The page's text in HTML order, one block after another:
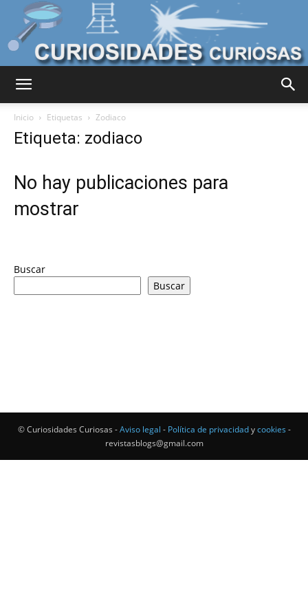
Mundo
Inicio Etiquetas Zodiaco
Etiqueta: zodiaco
No hay publicaciones para
mostrar
Buscar
Buscar
© Curiosidades Curiosas -Aviso legal - Política de privacidadycookies -
revistasblogs@gmail.com